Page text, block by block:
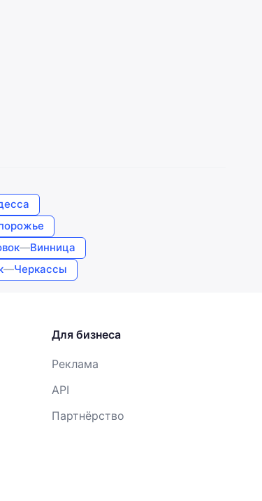
—Винница
—Черкассы
Для бизнеса
Реклама
API
Партнёрство